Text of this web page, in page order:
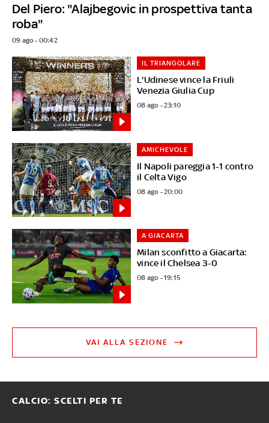
Del Piero: "Alajbegovic in prospettiva tanta
roba"
09 ago - 00:42
L'Udinese vince la Friuli
Venezia Giulia Cup
IL TRIANGOLARE
08 ago - 23:10
Il Napoli pareggia 1-1 contro
il Celta Vigo
AMICHEVOLE
08 ago - 20:00
Milan sconfitto a Giacarta:
vince il Chelsea 3-0
A GIACARTA
08 ago - 19:15
VAI ALLA SEZIONE
CALCIO: SCELTI PER TE